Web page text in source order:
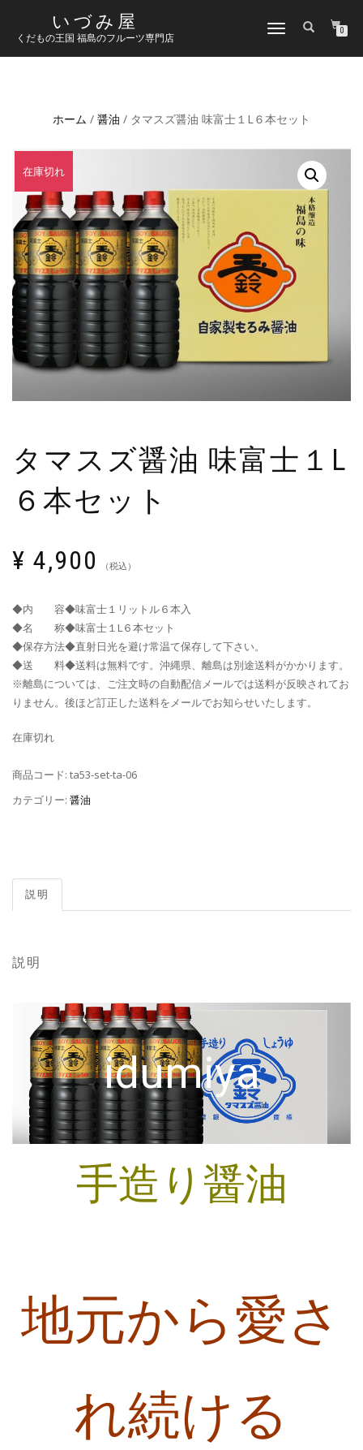
いづみ屋
くだもの王国 福島のフルーツ専門店
ナ
ゲ
ン
り
0
ホーム / 醤油 / タマスズ醤油 味富士１L６本セット
在庫切れ
タマスズ醤油 味富士１L
６本セット
¥ 4,900 （税込）
◆内 容◆味富士１リットル６本入
◆名 称◆味富士１L６本セット
◆保存方法◆直射日光を避け常温て保存して下さい。
◆送 料◆送料は無料です。沖縄県、離島は別途送料がかかります。
※離島については、ご注文時の自動配信メールでは送料が反映されてお
りません。後ほど訂正した送料をメールでお知らせいたします。
在庫切れ
商品コード: ta53-set-ta-06
カテゴリー: 醤油
説明
説明
idumiya
idumiya
手造り醤油
地元から愛さ
れ続ける